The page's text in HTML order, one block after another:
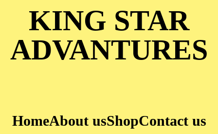
KING STAR
ADVANTURES
HomeAbout usShopContact us